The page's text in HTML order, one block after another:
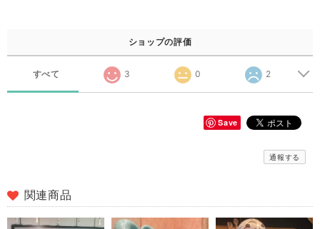
ショップの評価
すべて 3 0 2
Save
通報する
関連商品